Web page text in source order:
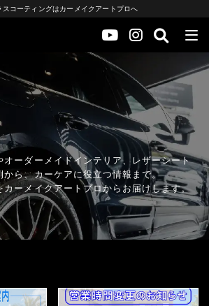
スコーティングはカーメイクアートプロへ
オーダーメイドインテリア、レザーシート
から、カーケアに役立つ情報まで。
カーメイクアートプロからお届けします。